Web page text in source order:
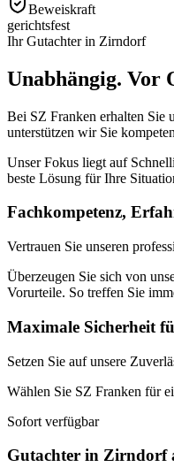
Beweiskraft
gerichtsfest
Ihr Gutachter in Zirndorf
Unabhängig. Vor
Bei SZ Franken erhalten Sie
unterstützen wir Sie
Unser Fokus liegt auf
beste Lösung für Ihre
Fachkompetenz,
Vertrauen Sie unseren
Überzeugen Sie sich von
Vorurteile. So treffen Sie
Maximale Sicherheit
Setzen Sie auf unsere
Wählen Sie SZ Franken für
Sofort verfügbar
Gutachter in Zirndorf